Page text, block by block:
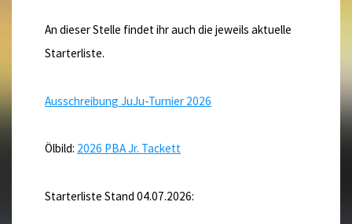
An dieser Stelle findet ihr auch die jeweils aktuelle
Starterliste.
Ausschreibung JuJu-Turnier 2026
Ölbild: 2026 PBA Jr. Tackett
Starterliste Stand 04.07.2026: